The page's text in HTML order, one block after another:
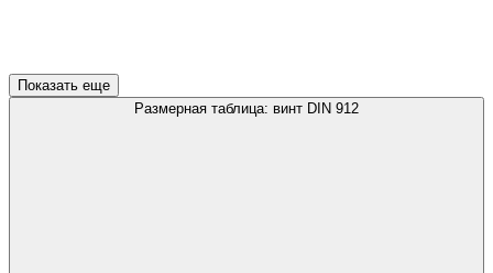
Показать еще
Размерная таблица: винт DIN 912